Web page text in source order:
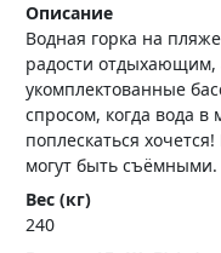
Описание
Водная горка на
радости отдыхающим,
укомплектованные
спросом, когда вода
поплескаться
могут быть съёмными.
Вес (кг)
240